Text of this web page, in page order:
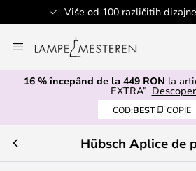
Više od 100 različitih
la
Continut
16 % începând de la 449 RON la
EXTRA”
COD:BEST COPIE
Hübsch Aplice de